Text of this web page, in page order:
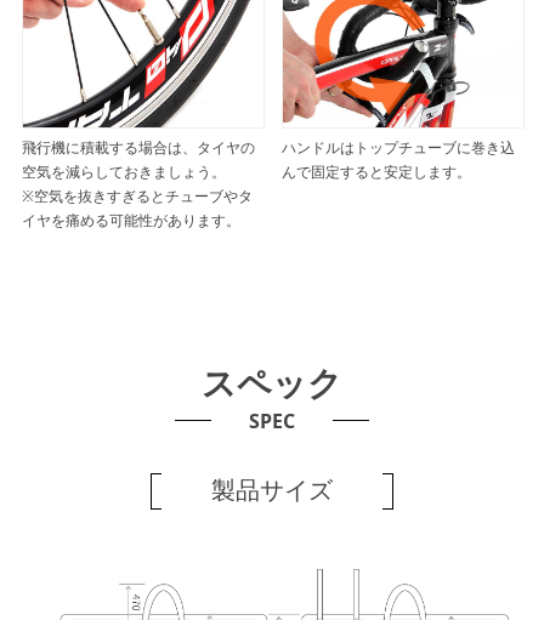
飛行機に積載する場合は、タイヤの
空気を減らしておきましょう。
※空気を抜きすぎるとチューブやタ
イヤを痛める可能性があります。
ハンドルはトップチューブに巻き込
んで固定すると安定します。
スペック
SPEC
製品サイズ